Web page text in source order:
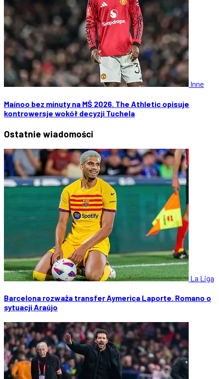
Inne
Mainoo bez minuty na MŚ 2026. The Athletic opisuje
kontrowersje wokół decyzji Tuchela
Ostatnie wiadomości
La Liga
Barcelona rozważa transfer Aymerica Laporte. Romano o
sytuacji Araújo